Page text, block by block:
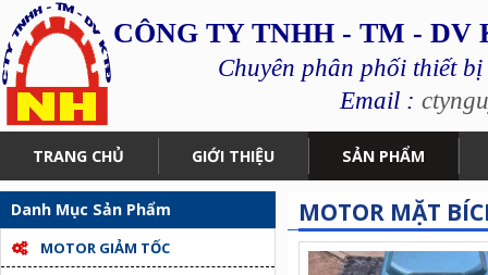
CÔNG TY TNHH - TM -
Chuyên phân phối thiết
Email :
TRANG CHỦ GIỚI THIỆU SẢN PHẨM
Danh Mục Sản Phẩm
MOTOR GIẢM TỐC
MOTOR MẶT